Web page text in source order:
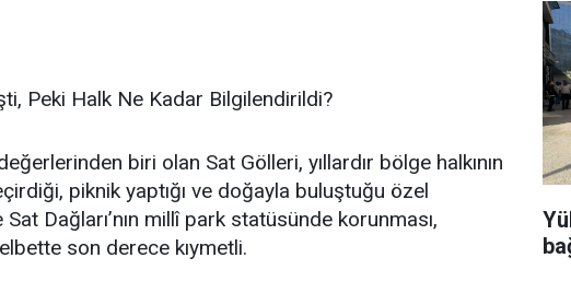
Peki Halk Ne Kadar Bilgilendirildi?
biri olan Sat Gölleri, yıllardır bölge halkının
piknik yaptığı ve doğayla buluştuğu özel
Dağları’nın millî park statüsünde korunması,
son derece kıymetli.